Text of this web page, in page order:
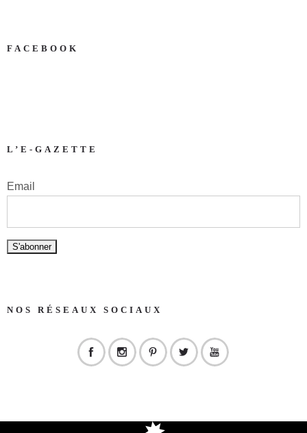
FACEBOOK
L’E-GAZETTE
Email
NOS RÉSEAUX SOCIAUX